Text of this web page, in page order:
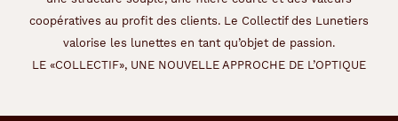
coopératives au profit des clients. Le Collectif des Lunetiers
valorise les lunettes en tant qu’objet de passion.
LE «COLLECTIF», UNE NOUVELLE APPROCHE DE L’OPTIQUE